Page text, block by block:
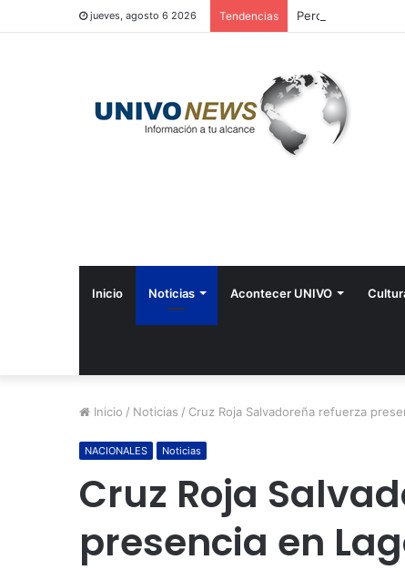
jueves, agosto 6 2026 Tendencias Perquín vivió su
Inicio Noticias Acontecer UNIVO
Inicio / Noticias / Cruz Roja Salvadoreña refuerza
NACIONALES Noticias
Cruz Roja
presencia en